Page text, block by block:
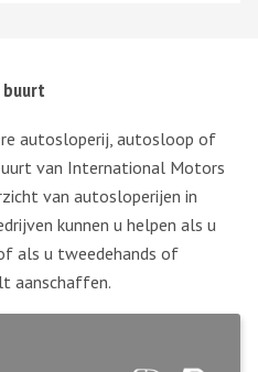
autosloperij, autosloop of
van International Motors
van autosloperijen in
kunnen u helpen als u
als u tweedehands of
aanschaffen.